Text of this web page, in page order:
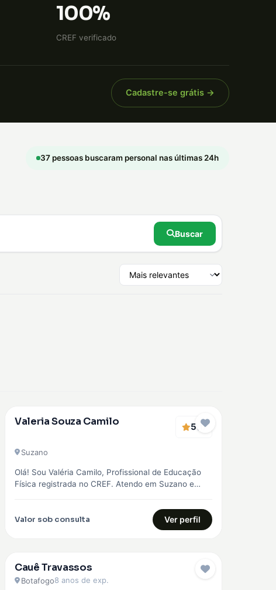
100%
CREF verificado
Cadastre-se grátis →
37 pessoas buscaram personal nas últimas 24h
Buscar
EMBAIXADOR
Valeria Souza Camilo 5(1)
Suzano
Olá! Sou Valéria Camilo, Profissional de Educação
Física registrada no CREF. Atendo em Suzano e
Valor sob consulta Ver perfil
EMBAIXADOR
Cauê Travassos
Botafogo8 anos de exp.